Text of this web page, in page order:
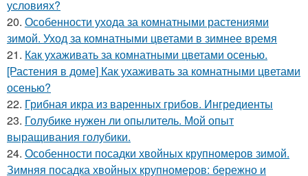
условиях?
20. Особенности ухода за комнатными растениями
зимой. Уход за комнатными цветами в зимнее время
21. Как ухаживать за комнатными цветами осенью.
[Растения в доме] Как ухаживать за комнатными цветами
осенью?
22. Грибная икра из варенных грибов. Ингредиенты
23. Голубике нужен ли опылитель. Мой опыт
выращивания голубики.
24. Особенности посадки хвойных крупномеров зимой.
Зимняя посадка хвойных крупномеров: бережно и